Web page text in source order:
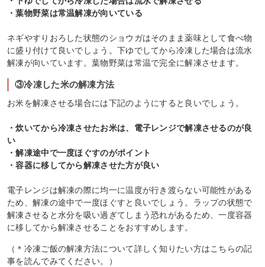
・葉物野菜は常温解凍が向いている
ネギやすりおろした状態のショウガはそのまま薬味として食べ物
に盛り付けて良いでしょう。下ゆでしてから冷凍した場合は流水
解凍が向いています。葉物野菜は常温で完全に解凍させます。
③冷凍した米の解凍方法
お米を解凍させる場合には下記のようにすると良いでしょう。
・炊いてから冷凍させたお米は、電子レンジで解凍させるのが良
い
・解凍途中で一度ほぐすのがポイント
・容器に移してから解凍させた方が良い
電子レンジは解凍の際に均一に温度が行き渡らない可能性がある
ため、解凍の途中で一度ほぐすと良いでしょう。ラップの状態で
解凍させると水分を吸い過ぎてしまう恐れがあるため、一度容器
に移してから解凍させることをおすすめします。
（＊冷凍ご飯の解凍方法について詳しく知りたい方はこちらの記
事を読んでみてください。）